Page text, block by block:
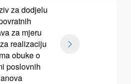
za dodjelu
za mjeru
realizaciju
obuke o
poslovnih